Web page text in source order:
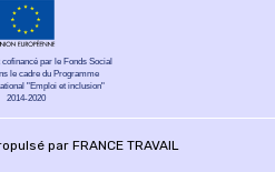
par le Fonds Social
le cadre du Programme
"Emploi et inclusion"
2014-2020
par FRANCE TRAVAIL